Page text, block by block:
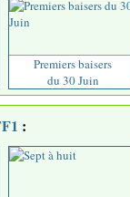
Premiers baisers
du 30 Juin
: